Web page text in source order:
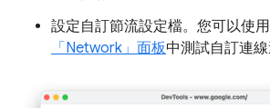
設定自訂節流設定檔。您可以使
「Network」 面板中測試自訂連線